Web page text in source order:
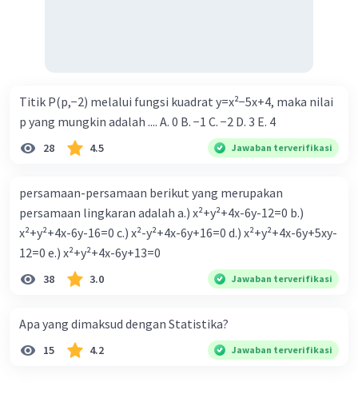
Titik P(p,−2) melalui fungsi kuadrat y=x²−5x+4, maka nilai
p yang mungkin adalah .... A. 0 B. −1 C. −2 D. 3 E. 4
28 4.5 Jawaban terverifikasi
persamaan-persamaan berikut yang merupakan
persamaan lingkaran adalah a.) x²+y²+4x-6y-12=0 b.)
x²+y²+4x-6y-16=0 c.) x²-y²+4x-6y+16=0 d.) x²+y²+4x-6y+5xy-
12=0 e.) x²+y²+4x-6y+13=0
38 3.0 Jawaban terverifikasi
Apa yang dimaksud dengan Statistika?
15 4.2 Jawaban terverifikasi